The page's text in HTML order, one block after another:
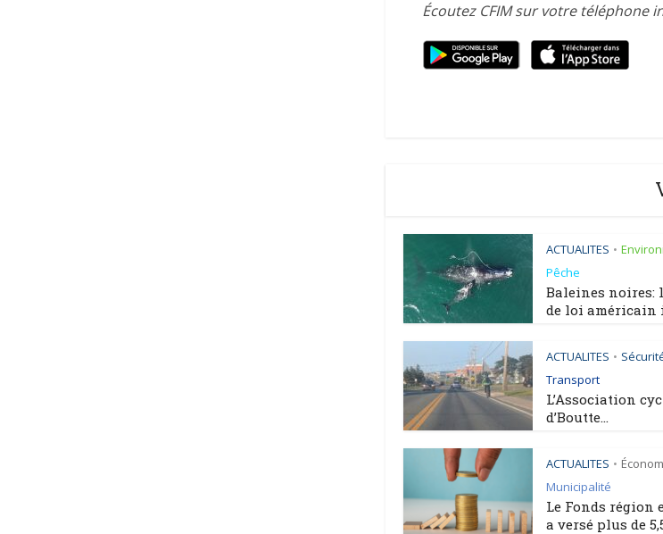
Écoutez CFIM sur votre téléphone
ACTUALITES •
Pêche
Baleines noires:
de loi américain
ACTUALITES •
Transport
L’Association
d’Boutte...
ACTUALITES •
Municipalité
Le Fonds région
a versé plus de